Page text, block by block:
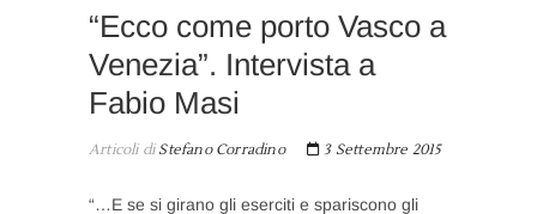
“Ecco come porto Vasco a
Venezia”. Intervista a
Fabio Masi
Articoli diStefano Corradino 3 Settembre 2015
“…E se si girano gli eserciti e spariscono gli